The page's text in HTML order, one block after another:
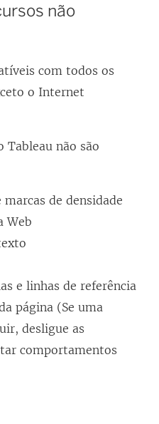
a
v
n
l
não
com todos os
o Internet
Tableau não são
de densidade
Web
e linhas de referência
página (Se uma
desligue as
comportamentos